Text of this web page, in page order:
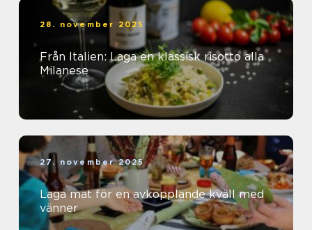
28. november 2025
Från Italien: Laga en klassisk risotto alla
Milanese
27. november 2025
Laga mat för en avkopplande kväll med
vänner